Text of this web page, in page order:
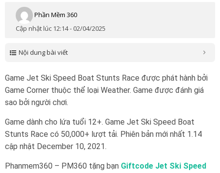
Phần Mềm 360
Cập nhật lúc 12:14 - 02/04/2025
Nội dung bài viết
Game Jet Ski Speed Boat Stunts Race được phát hành bởi
Game Corner thuộc thể loại Weather. Game được đánh giá
sao bởi người chơi.
Game dành cho lứa tuổi 12+. Game Jet Ski Speed Boat
Stunts Race có 50,000+ lượt tải. Phiên bản mới nhất 1.14
cập nhật December 10, 2021.
Phanmem360 – PM360 tặng bạn Giftcode Jet Ski Speed